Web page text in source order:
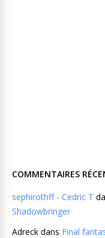
COMMENTAIRES
sephirothff - Cedric T
Shadowbringer
Adreck dans Final